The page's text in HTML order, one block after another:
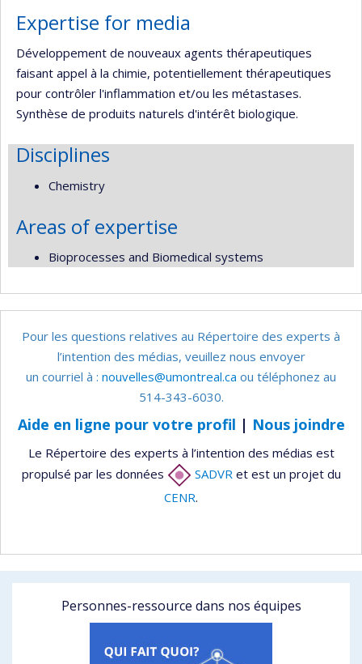
Expertise for media
Développement de nouveaux agents thérapeutiques
faisant appel à la chimie, potentiellement thérapeutiques
pour contrôler l'inflammation et/ou les métastases.
Synthèse de produits naturels d'intérêt biologique.
Disciplines
Chemistry
Areas of expertise
Bioprocesses and Biomedical systems
Pour les questions relatives au Répertoire des experts à
l’intention des médias, veuillez nous envoyer
un courriel à : nouvelles@umontreal.ca ou téléphonez au
514-343-6030.
Aide en ligne pour votre profil | Nous joindre
Le Répertoire des experts à l’intention des médias est
propulsé par les données
SADVR et est un projet du
CENR.
Personnes-ressource dans nos équipes